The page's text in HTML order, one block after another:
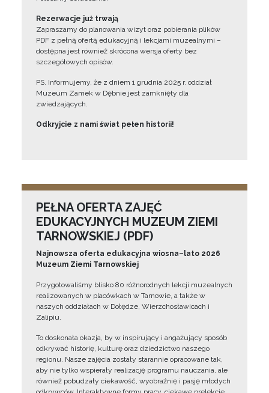
Rezerwacje już trwają
Zapraszamy do planowania wizyt oraz pobierania plików
PDF z pełną ofertą edukacyjną i lekcjami muzealnymi –
dostępna jest również skrócona wersja oferty bez
szczegółowych opisów.
PS. Informujemy, że z dniem 1 grudnia 2025 r. oddział
Muzeum Zamek w Dębnie jest zamknięty dla
zwiedzających.
Odkryjcie z nami świat pełen historii!
PEŁNA OFERTA ZAJĘĆ
EDUKACYJNYCH MUZEUM ZIEMI
TARNOWSKIEJ (PDF)
Najnowsza oferta edukacyjna wiosna–lato 2026
Muzeum Ziemi Tarnowskiej
Przygotowaliśmy blisko 80 różnorodnych lekcji muzealnych
realizowanych w placówkach w Tarnowie, a także w
naszych oddziałach w Dołędze, Wierzchosławicach i
Zalipiu.
To doskonała okazja, by w inspirujący i angażujący sposób
odkrywać historię, kulturę oraz dziedzictwo naszego
regionu. Nasze zajęcia zostały starannie opracowane tak,
aby nie tylko wspierały realizację programu nauczania, ale
również pobudzały ciekawość, wyobraźnię i pasję młodych